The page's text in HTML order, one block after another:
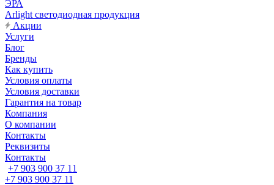
ЭРА
Arlight светодиодная продукция
Акции
Услуги
Блог
Бренды
Как купить
Условия оплаты
Условия доставки
Гарантия на товар
Компания
О компании
Контакты
Реквизиты
Контакты
+7 903 900 37 11
+7 903 900 37 11